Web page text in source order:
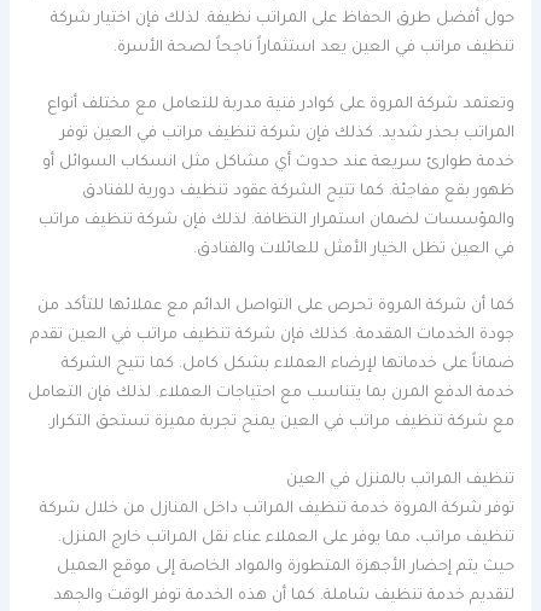
حول أفضل طرق الحفاظ على المراتب نظيفة. لذلك فإن اختيار شركة
تنظيف مراتب في العين يعد استثماراً ناجحاً لصحة الأسرة.
وتعتمد شركة المروة على كوادر فنية مدربة للتعامل مع مختلف أنواع
المراتب بحذر شديد. كذلك فإن شركة تنظيف مراتب في العين توفر
خدمة طوارئ سريعة عند حدوث أي مشاكل مثل انسكاب السوائل أو
ظهور بقع مفاجئة. كما تتيح الشركة عقود تنظيف دورية للفنادق
والمؤسسات لضمان استمرار النظافة. لذلك فإن شركة تنظيف مراتب
في العين تظل الخيار الأمثل للعائلات والفنادق.
كما أن شركة المروة تحرص على التواصل الدائم مع عملائها للتأكد من
جودة الخدمات المقدمة. كذلك فإن شركة تنظيف مراتب في العين تقدم
ضماناً على خدماتها لإرضاء العملاء بشكل كامل. كما تتيح الشركة
خدمة الدفع المرن بما يتناسب مع احتياجات العملاء. لذلك فإن التعامل
مع شركة تنظيف مراتب في العين يمنح تجربة مميزة تستحق التكرار.
تنظيف المراتب بالمنزل في العين
توفر شركة المروة خدمة تنظيف المراتب داخل المنازل من خلال شركة
تنظيف مراتب، مما يوفر على العملاء عناء نقل المراتب خارج المنزل.
حيث يتم إحضار الأجهزة المتطورة والمواد الخاصة إلى موقع العميل
لتقديم خدمة تنظيف شاملة. كما أن هذه الخدمة توفر الوقت والجهد